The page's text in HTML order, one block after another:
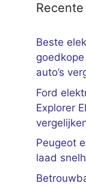
Beste
auto’s
Ford
Explorer
Peugeot
laad